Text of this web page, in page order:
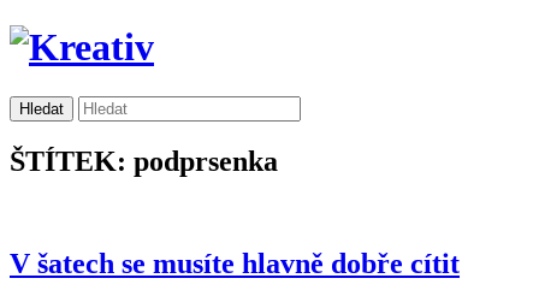
ŠTÍTEK: podprsenka
V šatech se musíte hlavně dobře cítit